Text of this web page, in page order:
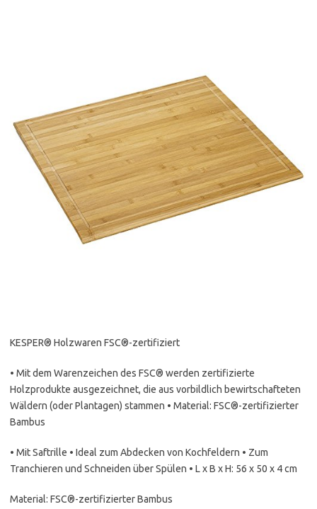
KESPER® Holzwaren FSC®-zertifiziert
• Mit dem Warenzeichen des FSC® werden zertifizierte
Holzprodukte ausgezeichnet, die aus vorbildlich bewirtschafteten
Wäldern (oder Plantagen) stammen • Material: FSC®-zertifizierter
Bambus
• Mit Saftrille • Ideal zum Abdecken von Kochfeldern • Zum
Tranchieren und Schneiden über Spülen • L x B x H: 56 x 50 x 4 cm
Material: FSC®-zertifizierter Bambus